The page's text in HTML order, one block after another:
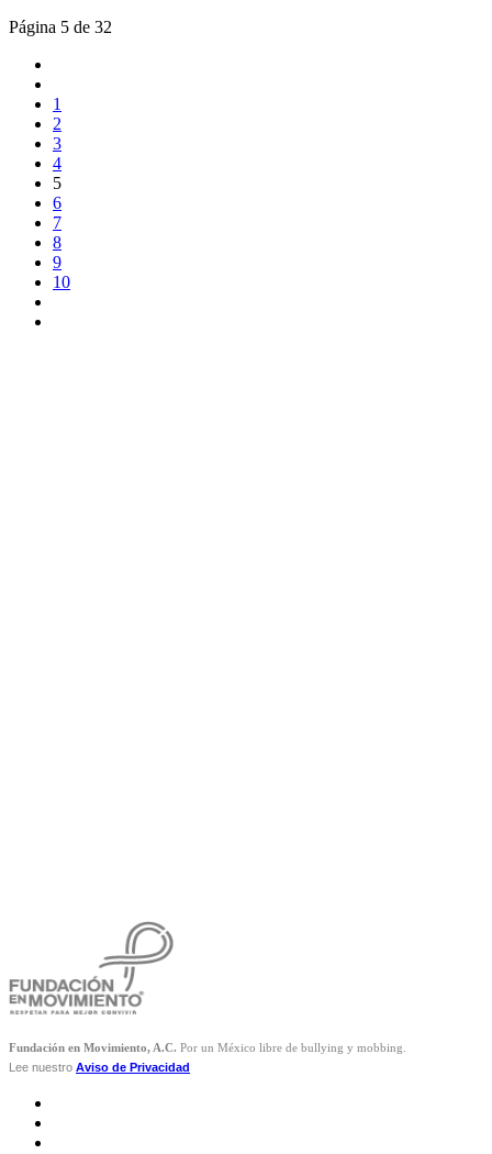
Página 5 de 32
1
2
3
4
5
6
7
8
9
10
Fundación en Movimiento, A.C. Por un México libre de bullying y mobbing.
Lee nuestro Aviso de Privacidad